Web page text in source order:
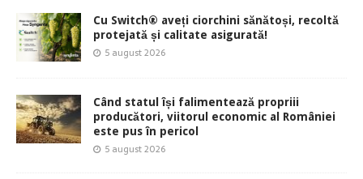
Cu Switch® aveți ciorchini sănătoși, recoltă
protejată și calitate asigurată!
5 august 2026
Când statul își falimentează propriii
producători, viitorul economic al României
este pus în pericol
5 august 2026